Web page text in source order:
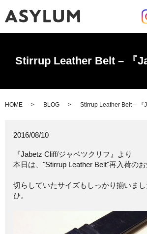
Stirrup Leather Belt – 『
HOME BLOG Stirrup Leather Belt – 『
2016/08/10
『Jabetz Cliff/ジャベツクリフ』より
本日は、"Stirrup Leather Belt"再入荷のお
切らしていたサイズもしっかり揃いま
ひ。